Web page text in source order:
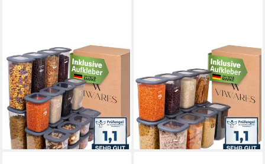
VIWARES
Vorratsdose Viwares
Vorratsdosen-Set Mix
Anthrazit SERIE FOLY 24er,
Plastik
49,90 €
lieferbar - in 2-3 Werktagen bei dir
Vorratsdose Viwares
Vorratsdosen-Set 12er
Anthrazit SERIE FOLY1.2L,
Plastik
29,90 €
lieferbar - in 2-3 Werktagen bei dir